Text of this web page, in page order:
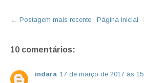
← Postagem mais recente Página inicial
10 comentários:
indara 17 de março de 2017 às